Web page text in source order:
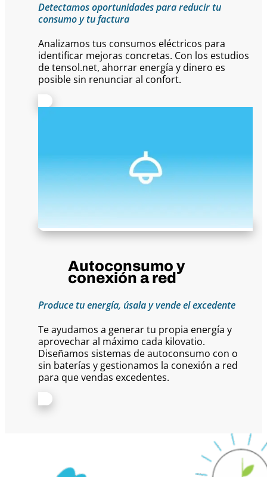
Detectamos oportunidades para reducir tu
consumo y tu factura
Analizamos tus consumos eléctricos para
identificar mejoras concretas. Con los estudios
de tensol.net, ahorrar energía y dinero es
posible sin renunciar al confort.
Autoconsumo y
conexión a red
Produce tu energía, úsala y vende el excedente
Te ayudamos a generar tu propia energía y
aprovechar al máximo cada kilovatio.
Diseñamos sistemas de autoconsumo con o
sin baterías y gestionamos la conexión a red
para que vendas excedentes.